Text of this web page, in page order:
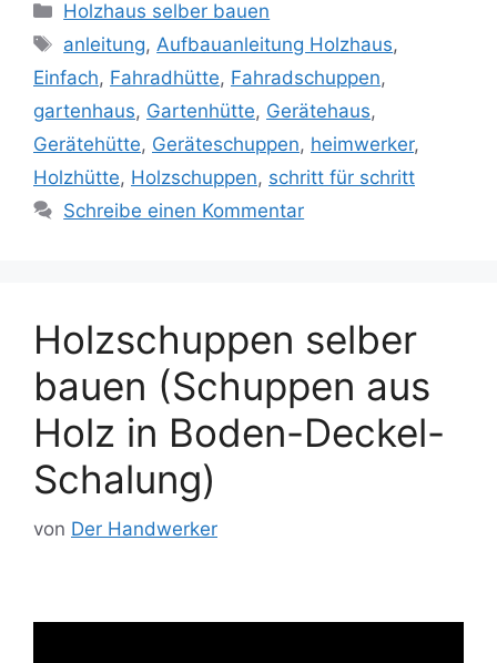
Kategorien
Holzhaus selber bauen
Schlagwörter
anleitung,Aufbauanleitung Holzhaus,
Einfach, Fahradhütte, Fahradschuppen,
gartenhaus, Gartenhütte, Gerätehaus,
Gerätehütte, Geräteschuppen, heimwerker,
Holzhütte, Holzschuppen, schritt für schritt
Schreibe einen Kommentar
Holzschuppen selber
bauen (Schuppen aus
Holz in Boden-Deckel-
Schalung)
von Der Handwerker